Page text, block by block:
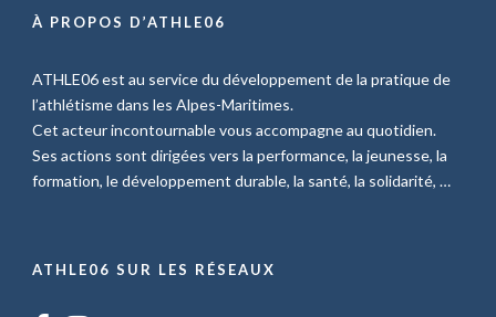
À PROPOS D’ATHLE06
ATHLE06 est au service du développement de la pratique de
l’athlétisme dans les Alpes-Maritimes.
Cet acteur incontournable vous accompagne au quotidien.
Ses actions sont dirigées vers la performance, la jeunesse, la
formation, le développement durable, la santé, la solidarité, …
ATHLE06 SUR LES RÉSEAUX